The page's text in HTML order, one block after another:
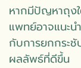
หากมีปัญหาถุง
แพทย์อาจแนะน
กับการยกกระ
ผลลัพธ์ที่ดีขึ้น